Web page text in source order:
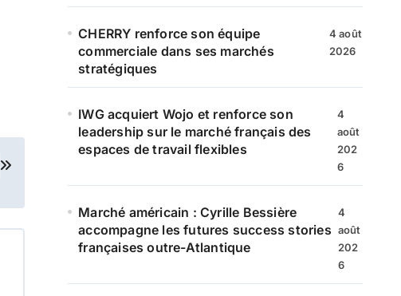
CHERRY renforce son équipe
commerciale dans ses marchés
stratégiques
4 août
2026
IWG acquiert Wojo et renforce son
leadership sur le marché français des
espaces de travail flexibles
4
août
202
6
Marché américain : Cyrille Bessière
accompagne les futures success stories
françaises outre-Atlantique
4
août
202
6